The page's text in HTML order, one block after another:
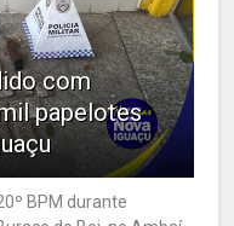
com
papelotes
BPM durante